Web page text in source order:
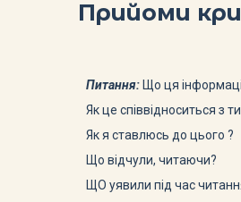
Прийоми
Питання: Що ця
Як це співвідноситься з
Як я ставлюсь до цього ?
Що відчули, читаючи?
ЩО уявили під час